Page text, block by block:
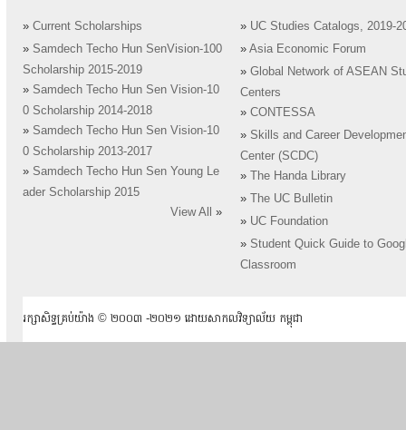
» Current Scholarships
» Samdech Techo Hun SenVision-100
Scholarship 2015-2019
» Samdech Techo Hun Sen Vision-10
0 Scholarship 2014-2018
» Samdech Techo Hun Sen Vision-10
0 Scholarship 2013-2017
» Samdech Techo Hun Sen Young Le
ader Scholarship 2015
View All
»
» UC Studies Catalogs, 2019-
» Asia Economic Forum
» Global Network of ASEAN
Centers
» CONTESSA
» Skills and Career
Center (SCDC)
»
The Handa Library
»
The UC Bulletin
» UC Foundation
» Student Quick Guide to
Classroom
រក្សាសិទ្ធគ្រប់យ៉ាង ​© ២០០៣ -២០២១ ដោយសាកលវិទ្យាល័យ កម្ពុជា